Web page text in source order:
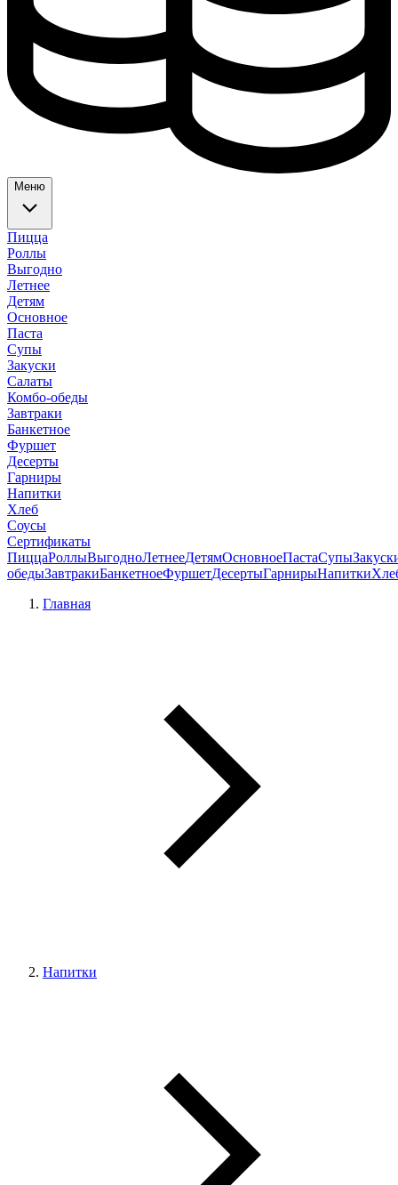
Меню
Пицца
Роллы
Выгодно
Летнее
Детям
Основное
Паста
Супы
Закуски
Салаты
Комбо-обеды
Завтраки
Банкетное
Фуршет
Десерты
Гарниры
Напитки
Хлеб
Соусы
Сертификаты
ПиццаРоллыВыгодноЛетнееДетямОсновноеПастаСупы
обедыЗавтракиБанкетноеФуршетДесертыГарнирыНапитки
Главная
Напитки